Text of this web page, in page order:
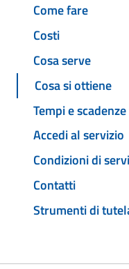
Come fare
Costi
Cosa serve
Cosa si ottiene
Tempi e scadenze
Accedi al servizio
Condizioni di
Contatti
Strumenti di